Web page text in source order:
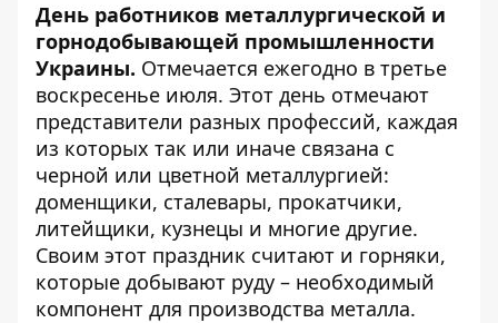
День работников металлургической и
горнодобывающей промышленности
Украины. Отмечается ежегодно в третье
воскресенье июля. Этот день отмечают
представители разных профессий, каждая
из которых так или иначе связана с
черной или цветной металлургией:
доменщики, сталевары, прокатчики,
литейщики, кузнецы и многие другие.
Своим этот праздник считают и горняки,
которые добывают руду – необходимый
компонент для производства металла.